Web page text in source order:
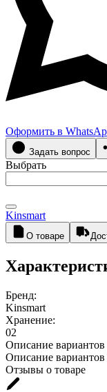
Оформить в
Задать вопрос
Выбрать
Kinsmart
О товаре
Бренд:
Kinsmart
Хранение:
02
Описание вариантов
Описание
Отзывы о товаре